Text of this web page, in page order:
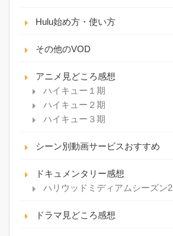
Hulu始め方・使い方
その他のVOD
アニメ見どころ感想
ハイキュー１期
ハイキュー２期
ハイキュー３期
シーン別動画サービスおすすめ
ドキュメンタリー感想
ハリウッドミディアムシーズン2
ドラマ見どころ感想